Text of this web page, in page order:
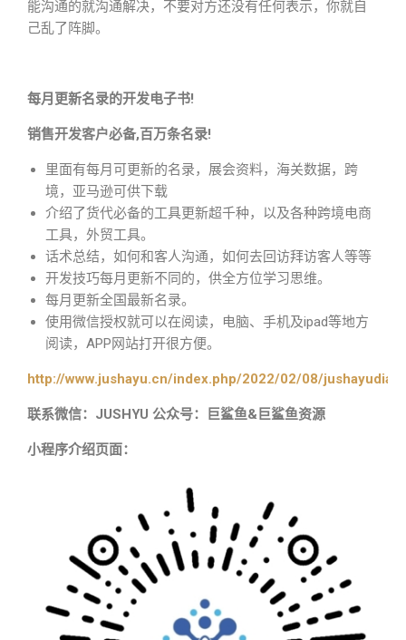
能沟通的就沟通解决，不要对方还没有任何表示，你就自
己乱了阵脚。
每月更新名录的开发电子书!
销售开发客户必备,百万条名录!
里面有每月可更新的名录，展会资料，海关数据，跨
境，亚马逊可供下载
介绍了货代必备的工具更新超千种，以及各种跨境电商
工具，外贸工具。
话术总结，如何和客人沟通，如何去回访拜访客人等等
开发技巧每月更新不同的，供全方位学习思维。
每月更新全国最新名录。
使用微信授权就可以在阅读，电脑、手机及ipad等地方
阅读，APP网站打开很方便。
http://www.jushayu.cn/index.php/2022/02/08/
联系微信：JUSHYU 公众号：巨鲨鱼&巨鲨鱼资源
小程序介绍页面：